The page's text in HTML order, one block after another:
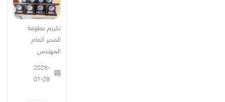
تكريم عطوفة
المدير العام
المهندس
2025-
07-29